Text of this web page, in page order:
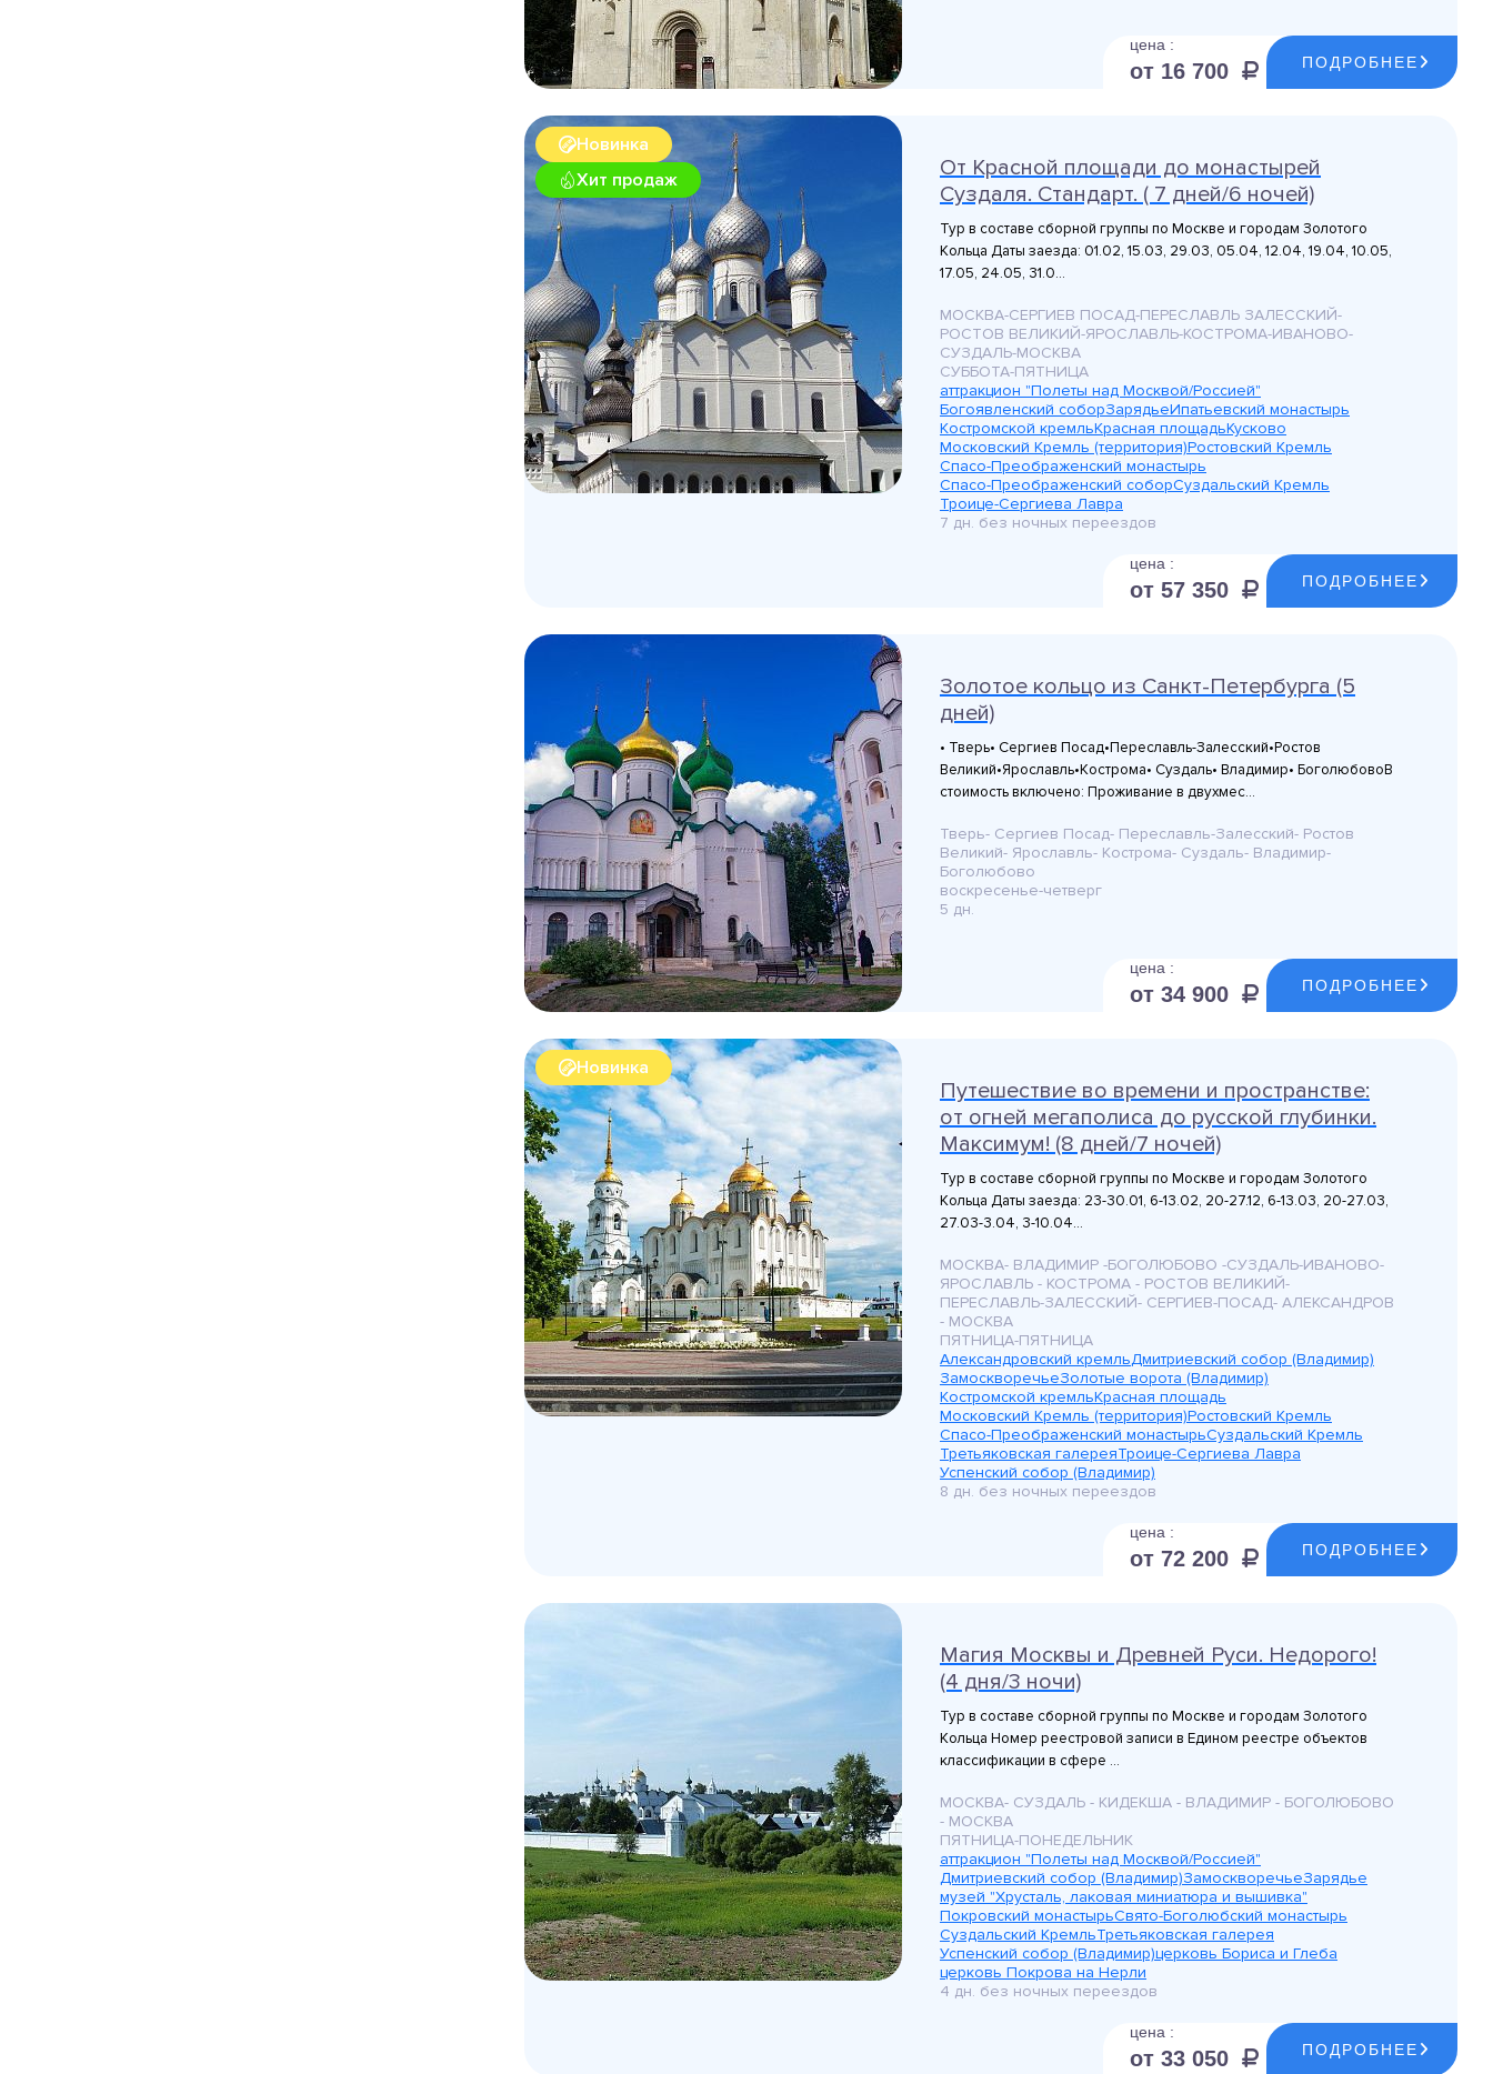
цена :
от 16 700 ПОДРОБНЕЕ
Новинка
Хит продаж
От Красной площади до монастырей
Суздаля. Стандарт. ( 7 дней/6 ночей)
Тур в составе сборной группы по Москве и городам Золотого
Кольца Даты заезда: 01.02, 15.03, 29.03, 05.04, 12.04, 19.04, 10.05,
17.05, 24.05, 31.0...
МОСКВА-СЕРГИЕВ ПОСАД-ПЕРЕСЛАВЛЬ ЗАЛЕССКИЙ-
РОСТОВ ВЕЛИКИЙ-ЯРОСЛАВЛЬ-КОСТРОМА-ИВАНОВО-
СУЗДАЛЬ-МОСКВА
СУББОТА-ПЯТНИЦА
аттракцион "Полеты над Москвой/Россией"
Богоявленский соборЗарядьеИпатьевский монастырь
Костромской кремльКрасная площадьКусково
Московский Кремль (территория)Ростовский Кремль
Спасо-Преображенский монастырь
Спасо-Преображенский соборСуздальский Кремль
Троице-Сергиева Лавра
7 дн. без ночных переездов
цена :
от 57 350 ПОДРОБНЕЕ
Золотое кольцо из Санкт-Петербурга (5
дней)
• Тверь• Сергиев Посад•Переславль-Залесский•Ростов
Великий•Ярославль•Кострома• Суздаль• Владимир• БоголюбовоВ
стоимость включено: Проживание в двухмес...
Тверь- Сергиев Посад- Переславль-Залесский- Ростов
Великий- Ярославль- Кострома- Суздаль- Владимир-
Боголюбово
воскресенье-четверг
5 дн.
цена :
от 34 900 ПОДРОБНЕЕ
Новинка
Путешествие во времени и пространстве:
от огней мегаполиса до русской глубинки.
Максимум! (8 дней/7 ночей)
Тур в составе сборной группы по Москве и городам Золотого
Кольца Даты заезда: 23-30.01, 6-13.02, 20-27.12, 6-13.03, 20-27.03,
27.03-3.04, 3-10.04...
МОСКВА- ВЛАДИМИР -БОГОЛЮБОВО -СУЗДАЛЬ-ИВАНОВО-
ЯРОСЛАВЛЬ - КОСТРОМА - РОСТОВ ВЕЛИКИЙ-
ПЕРЕСЛАВЛЬ-ЗАЛЕССКИЙ- СЕРГИЕВ-ПОСАД- АЛЕКСАНДРОВ
- МОСКВА
ПЯТНИЦА-ПЯТНИЦА
Александровский кремльДмитриевский собор (Владимир)
ЗамоскворечьеЗолотые ворота (Владимир)
Костромской кремльКрасная площадь
Московский Кремль (территория)Ростовский Кремль
Спасо-Преображенский монастырьСуздальский Кремль
Третьяковская галереяТроице-Сергиева Лавра
Успенский собор (Владимир)
8 дн. без ночных переездов
цена :
от 72 200 ПОДРОБНЕЕ
Магия Москвы и Древней Руси. Недорого!
(4 дня/3 ночи)
Тур в составе сборной группы по Москве и городам Золотого
Кольца Номер реестровой записи в Едином реестре объектов
классификации в сфере ...
МОСКВА- СУЗДАЛЬ - КИДЕКША - ВЛАДИМИР - БОГОЛЮБОВО
- МОСКВА
ПЯТНИЦА-ПОНЕДЕЛЬНИК
аттракцион "Полеты над Москвой/Россией"
Дмитриевский собор (Владимир)ЗамоскворечьеЗарядье
музей "Хрусталь, лаковая миниатюра и вышивка"
Покровский монастырьСвято-Боголюбский монастырь
Суздальский КремльТретьяковская галерея
Успенский собор (Владимир)церковь Бориса и Глеба
церковь Покрова на Нерли
4 дн. без ночных переездов
цена :
от 33 050 ПОДРОБНЕЕ